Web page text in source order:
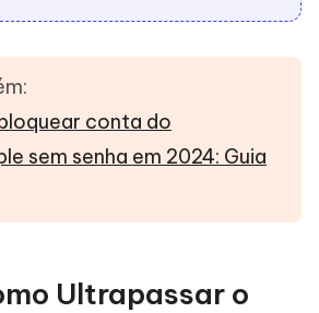
conta do
sem senha em 2024: Guia
Ultrapassar o